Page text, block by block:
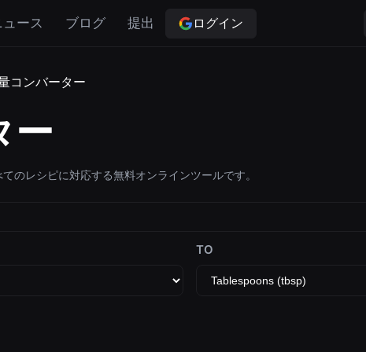
ュース ブログ 提出 ログイン
コンバーター
ー
のレシピに対応する無料オンラインツールです。
TO